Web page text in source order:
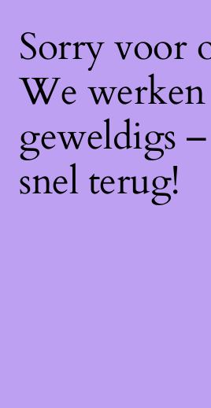
Sorry voor
We werken
geweldigs
snel terug!